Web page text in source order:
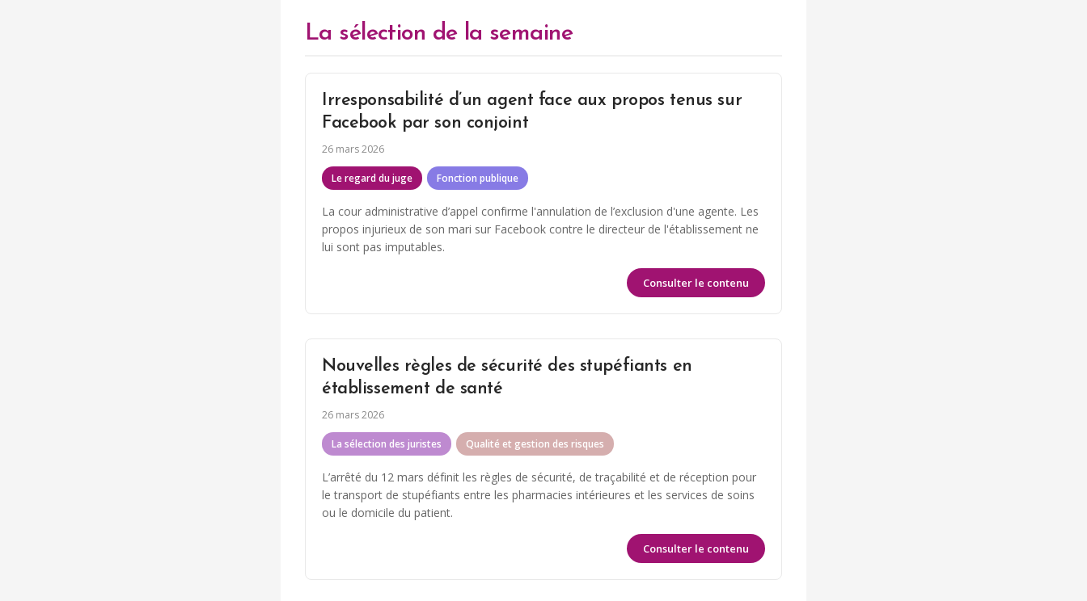
La sélection de la semaine
Irresponsabilité d’un agent face aux propos tenus sur
Facebook par son conjoint
26 mars 2026
Le regard du juge Fonction publique
La cour administrative d’appel confirme l'annulation de l’exclusion d'une agente. Les
propos injurieux de son mari sur Facebook contre le directeur de l'établissement ne
lui sont pas imputables.
Consulter le contenu
Nouvelles règles de sécurité des stupéfiants en
établissement de santé
26 mars 2026
La sélection des juristes Qualité et gestion des risques
L’arrêté du 12 mars définit les règles de sécurité, de traçabilité et de réception pour
le transport de stupéfiants entre les pharmacies intérieures et les services de soins
ou le domicile du patient.
Consulter le contenu